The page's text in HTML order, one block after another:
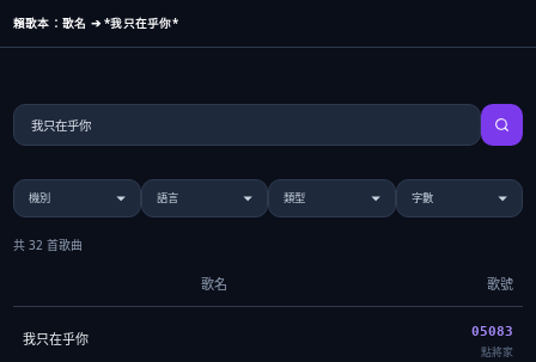
賴歌本：歌名 ➔ *我只在乎你*
共 32 首歌曲
歌名 歌號
我只在乎你 05083
點將家